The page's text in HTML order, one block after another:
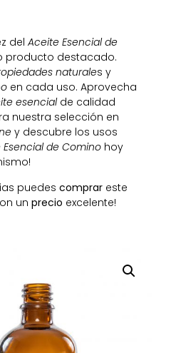
del Aceite Esencial de
producto destacado.
naturales y
en cada uso. Aprovecha
esencialde calidad
nuestra selección en
y descubre los usos
Esencial de Comino hoy
puedes comprar este
un precio excelente!